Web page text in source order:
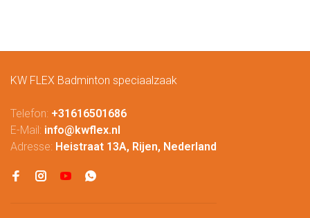
KW FLEX Badminton speciaalzaak
Telefon: +31616501686
E-Mail: info@kwflex.nl
Adresse: Heistraat 13A, Rijen, Nederland